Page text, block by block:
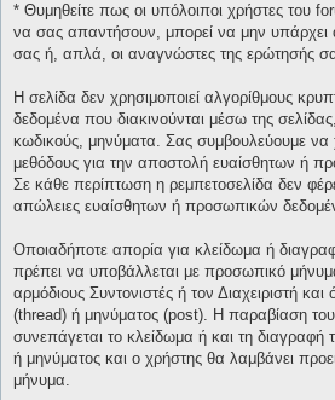
* Θυμηθείτε πως οι υπόλοιποι χρήστες του
να σας απαντήσουν, μπορεί να μην υπάρχει
σας ή, απλά, οι αναγνώστες της ερώτησής
Η σελίδα δεν χρησιμοποιεί αλγορίθμους
δεδομένα που διακινούνται μέσω της
κωδικούς, μηνύματα. Σας συμβουλεύουμε να
μεθόδους για την αποστολή ευαίσθητων ή
Σε κάθε περίπτωση η ρεμπετοσελίδα δεν
απώλειες ευαίσθητων ή προσωπικών
Οποιαδήποτε απορία για κλείδωμα ή
πρέπει να υποβάλλεται με προσωπικό
αρμόδιους Συντονιστές ή τον Διαχειριστή και
(thread) ή μηνύματος (post). Η παραβίαση
συνεπάγεται το κλείδωμα ή και τη διαγραφή
ή μηνύματος και ο χρήστης θα λαμβάνει
μήνυμα.